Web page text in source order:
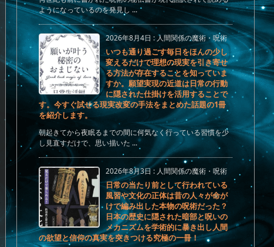
ようになっているのを発見し ...
2026年8月4日 :人間関係の魔術・呪術
いつも通り過ごす毎日をほんの少し
変えるだけで理想の現実を引き寄せ
る方法が存在することを知っていま
すか。願望実現の近道は日常の行動
に隠された仕掛けを活用することで
す。今すぐ試せる現実改変の手法をまとめた話題の1冊
を紹介します。
朝起きてから夜眠るまでの間に何気なく行っている習慣を少
し見直すだけで、思い描いた ...
2026年8月3日: 人間関係の魔術・呪術
日常の当たり前として行われている
風習や文化の正体は昔の人々が命が
けで編み出した本物の呪術だった？
日本の歴史に隠された暗部と呪いの
メカニズムを学術的に暴き出し人間
の欲望と信仰の真実を突きつける究極の一冊！